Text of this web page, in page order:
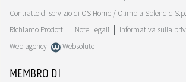
Contratto di servizio di OS Home / Olimpia Splendid
Richiamo Prodotti
Note Legali
Informativa sulla
Web agency
Websolute
MEMBRO DI